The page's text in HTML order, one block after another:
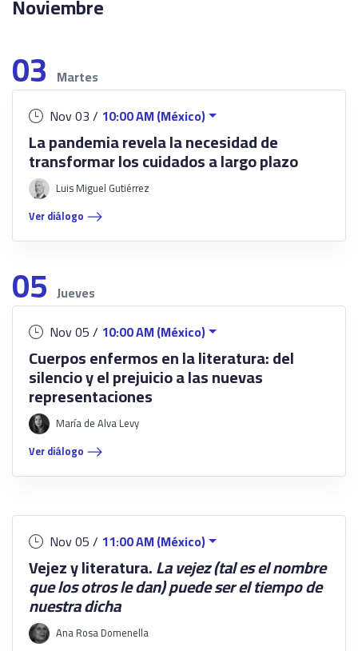
Noviembre
03 Martes
Nov 03 / 10:00 AM (México)
La pandemia revela la necesidad de
transformar los cuidados a largo plazo
Luis Miguel Gutiérrez
Ver diálogo
05 Jueves
Nov 05 / 10:00 AM (México)
Cuerpos enfermos en la literatura: del
silencio y el prejuicio a las nuevas
representaciones
María de Alva Levy
Ver diálogo
Nov 05 / 11:00 AM (México)
Vejez y literatura.La vejez (tal es el nombre
que los otros le dan) puede ser el tiempo de
nuestra dicha
Ana Rosa Domenella